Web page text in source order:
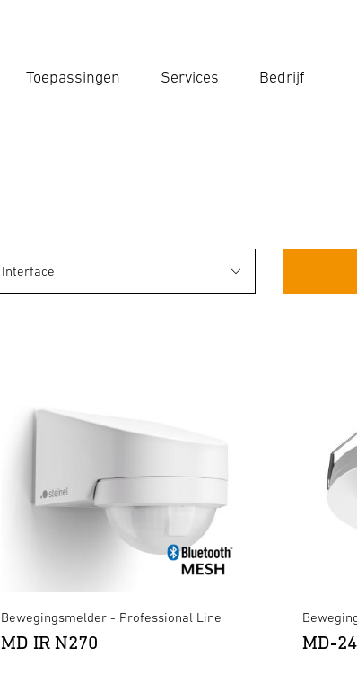
Toepassingen Services Bedrijf
Interface
Bewegingsmelder - Professional Line
MD IR N270 MD-